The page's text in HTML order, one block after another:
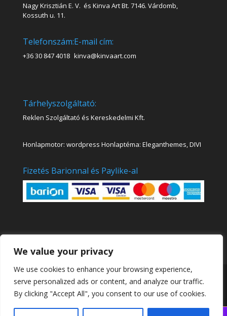
We value your privacy
We use cookies to enhance your browsing experience,
serve personalized ads or content, and analyze our traffic.
By clicking "Accept All", you consent to our use of cookies.
Nagy Krisztián E. V. és Kinva Art Bt. 7146. Várdomb,
Kossuth u. 11.
Telefonszám:
+36 30 847 4018
E-mail cím:
kinva@kinvaart.com
Tárhelyszolgáltató:
Reklen Szolgáltató és Kereskedelmi Kft.
Honlapmotor: wordpress Honlaptéma: Eleganthemes, DIVI
Fizetés Barionnal és Paylike-al
Kinva Art Akadémia Online Festő és Rajztanfolyamok
| Sensei